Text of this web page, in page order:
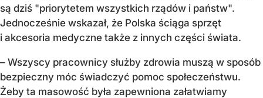
są dziś "priorytetem wszystkich rządów i państw".
Jednocześnie wskazał, że Polska ściąga sprzęt
i akcesoria medyczne także z innych części świata.
– Wszyscy pracownicy służby zdrowia muszą w sposób
bezpieczny móc świadczyć pomoc społeczeństwu.
Żeby ta masowość była zapewniona załatwiamy